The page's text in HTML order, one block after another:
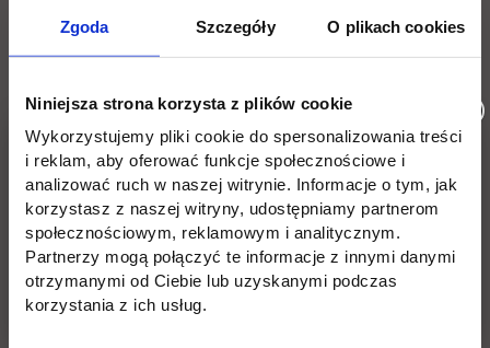
Zgoda Szczegóły O plikach cookies
Niniejsza strona korzysta z plików cookie
Wykorzystujemy pliki cookie do spersonalizowania treści
i reklam, aby oferować funkcje społecznościowe i
analizować ruch w naszej witrynie. Informacje o tym, jak
korzystasz z naszej witryny, udostępniamy partnerom
społecznościowym, reklamowym i analitycznym.
Partnerzy mogą połączyć te informacje z innymi danymi
otrzymanymi od Ciebie lub uzyskanymi podczas
korzystania z ich usług.